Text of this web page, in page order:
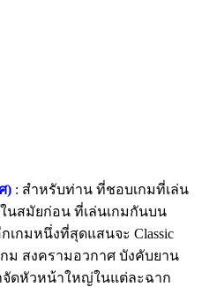
) : สำหรับท่าน ที่ชอบเกมที่เล่น
นสมัยก่อน ที่เล่นเกมกันบน
เกมหนึ่งที่สุดแสนจะ Classic
กม สงครามอวกาศ บังคับยาน
จัดหัวหน้าใหญ่ในแต่ละฉาก